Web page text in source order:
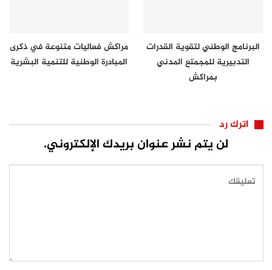
البرنامج الوطني لتقوية القدرات
التدبيرية للمجمتع المدني
بمراكش
مراكش فعاليات متنوعة في ذكرى
المبادرة الوطنية للتنمية البشرية
اترك رد
لن يتم نشر عنوان بريدك الإلكتروني.